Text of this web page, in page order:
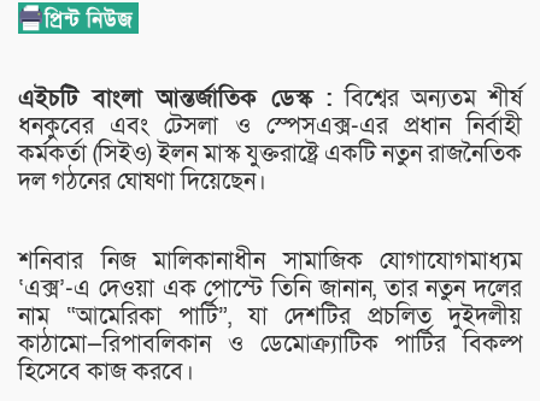
এইচটি বাংলা আন্তর্জাতিক ডেস্ক : বিশ্বের অন্যতম শীর্ষ
ধনকুবের এবং টেসলা ও স্পেসএক্স-এর প্রধান নির্বাহী
কর্মকর্তা (সিইও) ইলন মাস্ক যুক্তরাষ্ট্রে একটি নতুন রাজনৈতিক
দল গঠনের ঘোষণা দিয়েছেন।
শনিবার নিজ মালিকানাধীন সামাজিক যোগাযোগমাধ্যম
‘এক্স’-এ দেওয়া এক পোস্টে তিনি জানান, তার নতুন দলের
নাম “আমেরিকা পার্টি”, যা দেশটির প্রচলিত দুইদলীয়
কাঠামো—রিপাবলিকান ও ডেমোক্র্যাটিক পার্টির বিকল্প
হিসেবে কাজ করবে।